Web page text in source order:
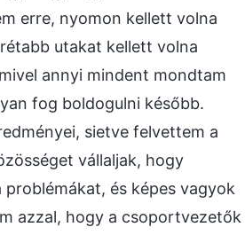
erre, nyomon kellett volna
utakat kellett volna
annyi mindent mondtam
fog boldogulni később.
sietve felvettem a
vállaljak, hogy
és képes vagyok
azzal, hogy a csoportvezetők